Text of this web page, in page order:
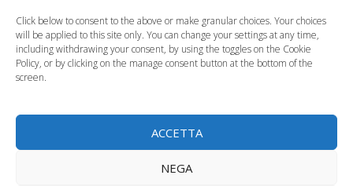
Click below to consent to the above or make granular choices. Your choices
will be applied to this site only. You can change your settings at any time,
including withdrawing your consent, by using the toggles on the Cookie
Policy, or by clicking on the manage consent button at the bottom of the
screen.
ACCETTA
NEGA
Madre assente, un
dolore per tutta la
Mamme in carriera,
così bisogna gestire